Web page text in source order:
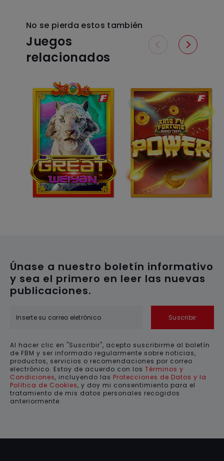
No se pierda estos también
Juegos
relacionados
Únase a nuestro boletín informativo
y sea el primero en leer las nuevas
publicaciones.
Suscribir
Al hacer clic en "Suscribir", acepto suscribirme al boletín
de FBM y ser informado regularmente sobre noticias,
productos, servicios o recomendaciones por correo
electrónico. Estoy de acuerdo con los Términos y
Condiciones, incluyendo las Protecciones de Datos y la
Política de Cookies, y doy mi consentimiento para el
tratamiento de mis datos personales recogidos
anteriormente.